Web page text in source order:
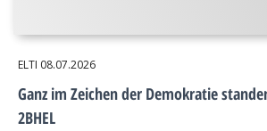
ELTI 08.07.2026
Ganz im Zeichen der Demokratie
2BHEL